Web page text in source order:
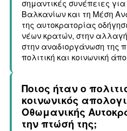
σημαντικές συνέπειες
Βαλκανίων και τη Μέση
της αυτοκρατορίας
νέων κρατών, στην
στην αναδιοργάνωση της
πολιτική και κοινωνική
Ποιος ήταν ο
κοινωνικός
Οθωμανικής
την πτώσή της;